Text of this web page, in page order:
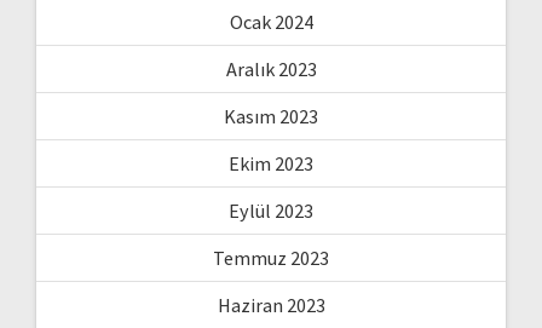
Ocak 2024
Aralık 2023
Kasım 2023
Ekim 2023
Eylül 2023
Temmuz 2023
Haziran 2023